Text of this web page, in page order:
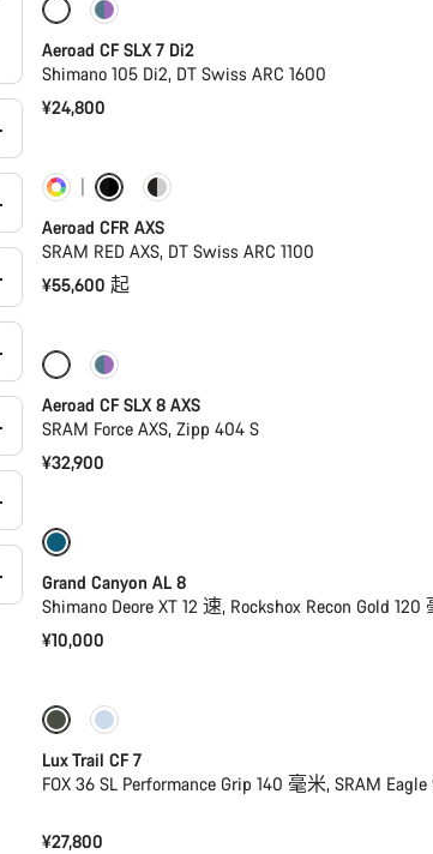
仅适用于 2XS | 2XL
Aeroad CF SLX 7 Di2
Shimano 105 Di2, DT Swiss ARC 1600
¥24,800
定制 功率计
Aeroad CFR AXS
SRAM RED AXS, DT Swiss ARC 1100
¥55,600 起
仅适用于 2XS
Aeroad CF SLX 8 AXS
SRAM Force AXS, Zipp 404 S
¥32,900
Grand Canyon AL 8
Shimano Deore XT 12 速, Rockshox Recon Gold 120
¥10,000
仅适用于 S
Lux Trail CF 7
FOX 36 SL Performance Grip 140 毫米, SRAM
¥27,800